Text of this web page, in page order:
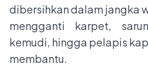
dibersihkan dalam jangka
mengganti karpet,
kemudi, hingga pelapis
membantu.